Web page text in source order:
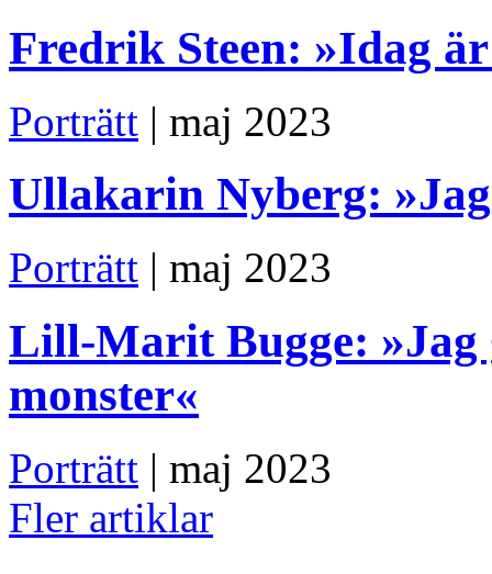
Fredrik Steen: »Idag
Porträtt | maj 2023
Ullakarin Nyberg:
Porträtt | maj 2023
Lill-Marit Bugge:
monster«
Porträtt | maj 2023
Fler artiklar